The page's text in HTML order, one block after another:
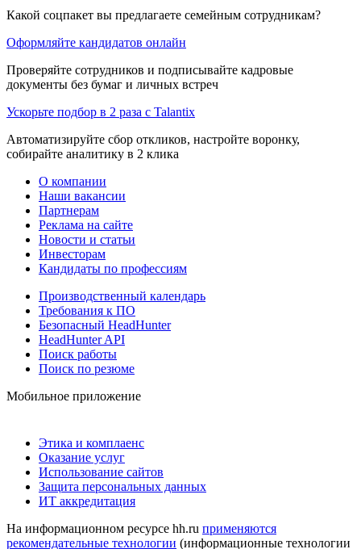
Какой соцпакет вы предлагаете семейным сотрудникам?
Оформляйте кандидатов онлайн
Проверяйте сотрудников и подписывайте кадровые
документы без бумаг и личных встреч
Ускорьте подбор в 2 раза с Talantix
Автоматизируйте сбор откликов, настройте воронку,
собирайте аналитику в 2 клика
О компании
Наши вакансии
Партнерам
Реклама на сайте
Новости и статьи
Инвесторам
Кандидаты по профессиям
Производственный календарь
Требования к ПО
Безопасный HeadHunter
HeadHunter API
Поиск работы
Поиск по резюме
Мобильное приложение
Этика и комплаенс
Оказание услуг
Использование сайтов
Защита персональных данных
ИТ аккредитация
На информационном ресурсе hh.ru применяются
рекомендательные технологии (информационные технологии